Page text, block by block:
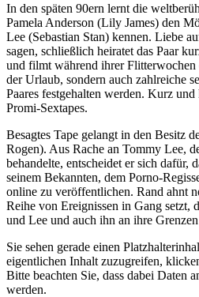
In den späten 90ern lernt die
Pamela Anderson (Lily James) den
Lee (Sebastian Stan) kennen. Liebe
sagen, schließlich heiratet das Paar
und filmt während ihrer
der Urlaub, sondern auch zahlreiche
Paares festgehalten werden. Kurz
Promi-Sextapes.
Besagtes Tape gelangt in den Besitz
Rogen). Aus Rache an Tommy Lee,
behandelte, entscheidet er sich dafür,
seinem Bekannten, dem Porno-
online zu veröffentlichen. Rand ahnt
Reihe von Ereignissen in Gang setzt,
und Lee und auch ihn an ihre
Sie sehen gerade einen
eigentlichen Inhalt zuzugreifen,
Bitte beachten Sie, dass dabei Daten
werden.